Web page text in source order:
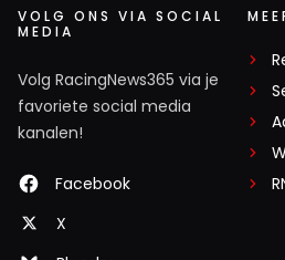
VOLG ONS VIA SOCIAL
MEDIA
Volg RacingNews365 via je
favoriete social media
kanalen!
Facebook
X